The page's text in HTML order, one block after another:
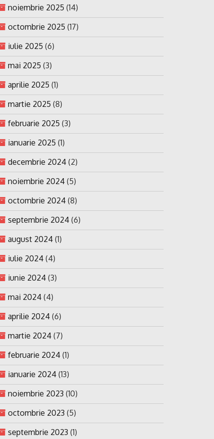
noiembrie 2025 (14)
octombrie 2025 (17)
iulie 2025 (6)
mai 2025 (3)
aprilie 2025 (1)
martie 2025 (8)
februarie 2025 (3)
ianuarie 2025 (1)
decembrie 2024 (2)
noiembrie 2024 (5)
octombrie 2024 (8)
septembrie 2024 (6)
august 2024 (1)
iulie 2024 (4)
iunie 2024 (3)
mai 2024 (4)
aprilie 2024 (6)
martie 2024 (7)
februarie 2024 (1)
ianuarie 2024 (13)
noiembrie 2023 (10)
octombrie 2023 (5)
septembrie 2023 (1)